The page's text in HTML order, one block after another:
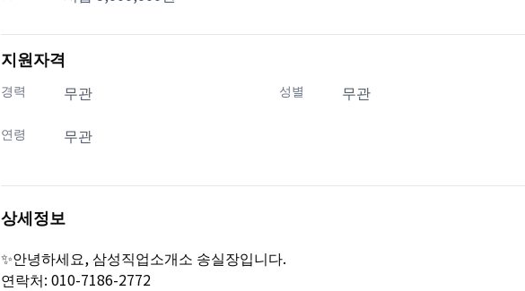
지원자격
경력 무관 성별 무관
연령 무관
상세정보
✨안녕하세요, 삼성직업소개소 송실장입니다.
연락처: 010-7186-2772